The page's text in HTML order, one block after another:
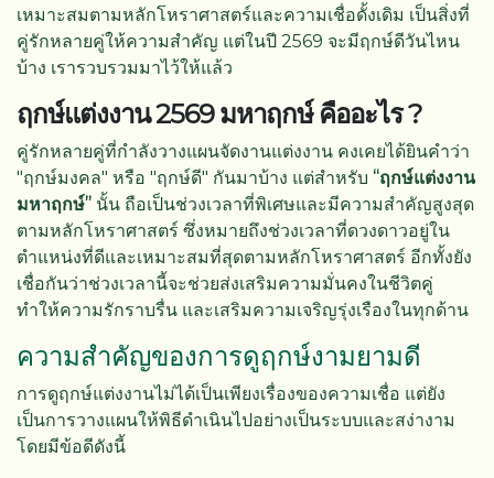
เหมาะสมตามหลักโหราศาสตร์และความเชื่อดั้งเดิม เป็นสิ่งที่
คู่รักหลายคู่ให้ความสำคัญ แต่ในปี 2569 จะมีฤกษ์ดีวันไหน
บ้าง เรารวบรวมมาไว้ให้แล้ว
ฤกษ์แต่งงาน 2569 มหาฤกษ์ คืออะไร ?
คู่รักหลายคู่ที่กำลังวางแผนจัดงานแต่งงาน คงเคยได้ยินคำว่า
"ฤกษ์มงคล" หรือ "ฤกษ์ดี" กันมาบ้าง แต่สำหรับ “ฤกษ์แต่งงาน
มหาฤกษ์” นั้น ถือเป็นช่วงเวลาที่พิเศษและมีความสำคัญสูงสุด
ตามหลักโหราศาสตร์ ซึ่งหมายถึงช่วงเวลาที่ดวงดาวอยู่ใน
ตำแหน่งที่ดีและเหมาะสมที่สุดตามหลักโหราศาสตร์ อีกทั้งยัง
เชื่อกันว่าช่วงเวลานี้จะช่วยส่งเสริมความมั่นคงในชีวิตคู่
ทำให้ความรักราบรื่น และเสริมความเจริญรุ่งเรืองในทุกด้าน
ความสำคัญของการดูฤกษ์งามยามดี
การดูฤกษ์แต่งงานไม่ได้เป็นเพียงเรื่องของความเชื่อ แต่ยัง
เป็นการวางแผนให้พิธีดำเนินไปอย่างเป็นระบบและสง่างาม
โดยมีข้อดีดังนี้